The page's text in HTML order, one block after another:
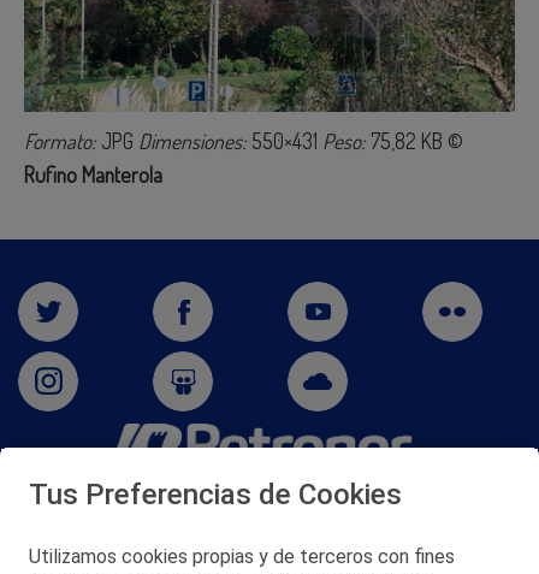
Formato: JPG Dimensiones: 550×431 Peso: 75,82 KB ©
Rufino Manterola
San Martín 5-Edificio Muñatones,
© 2026 Petronor S.A.
Tus Preferencias de Cookies
Utilizamos cookies propias y de terceros con fines